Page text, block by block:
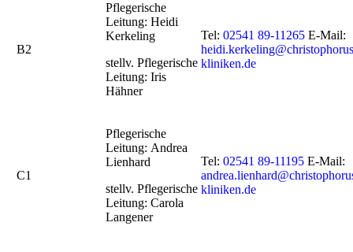
B2
Pflegerische
Leitung: Heidi
Kerkeling
stellv. Pflegerische
Leitung: Iris
Hähner
Tel: 02541 89-11265 E-Mail:
kliniken.de
C1
Pflegerische
Leitung: Andrea
Lienhard
stellv. Pflegerische
Leitung: Carola
Langener
Tel: 02541 89-11195 E-Mail:
kliniken.de